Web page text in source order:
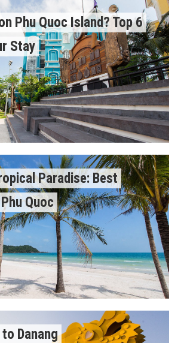
Phu Quoc Island? Top 6
Stay
Paradise: Best
Quoc
Danang